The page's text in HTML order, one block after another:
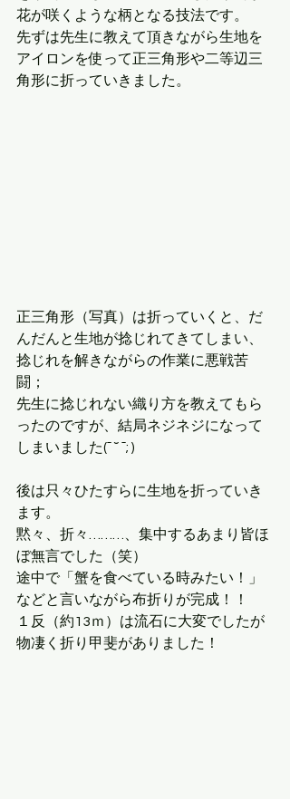
花が咲くような柄となる技法です。
先ずは先生に教えて頂きながら生地を
アイロンを使って正三角形や二等辺三
角形に折っていきました。
正三角形（写真）は折っていくと、だ
んだんと生地が捻じれてきてしまい、
捻じれを解きながらの作業に悪戦苦
闘；
先生に捻じれない織り方を教えてもら
ったのですが、結局ネジネジになって
しまいました(ˉ ˘ ˉ; )
後は只々ひたすらに生地を折っていき
ます。
黙々、折々………、集中するあまり皆ほ
ぼ無言でした（笑）
途中で「蟹を食べている時みたい！」
などと言いながら布折りが完成！！
１反（約13ｍ）は流石に大変でしたが
物凄く折り甲斐がありました！